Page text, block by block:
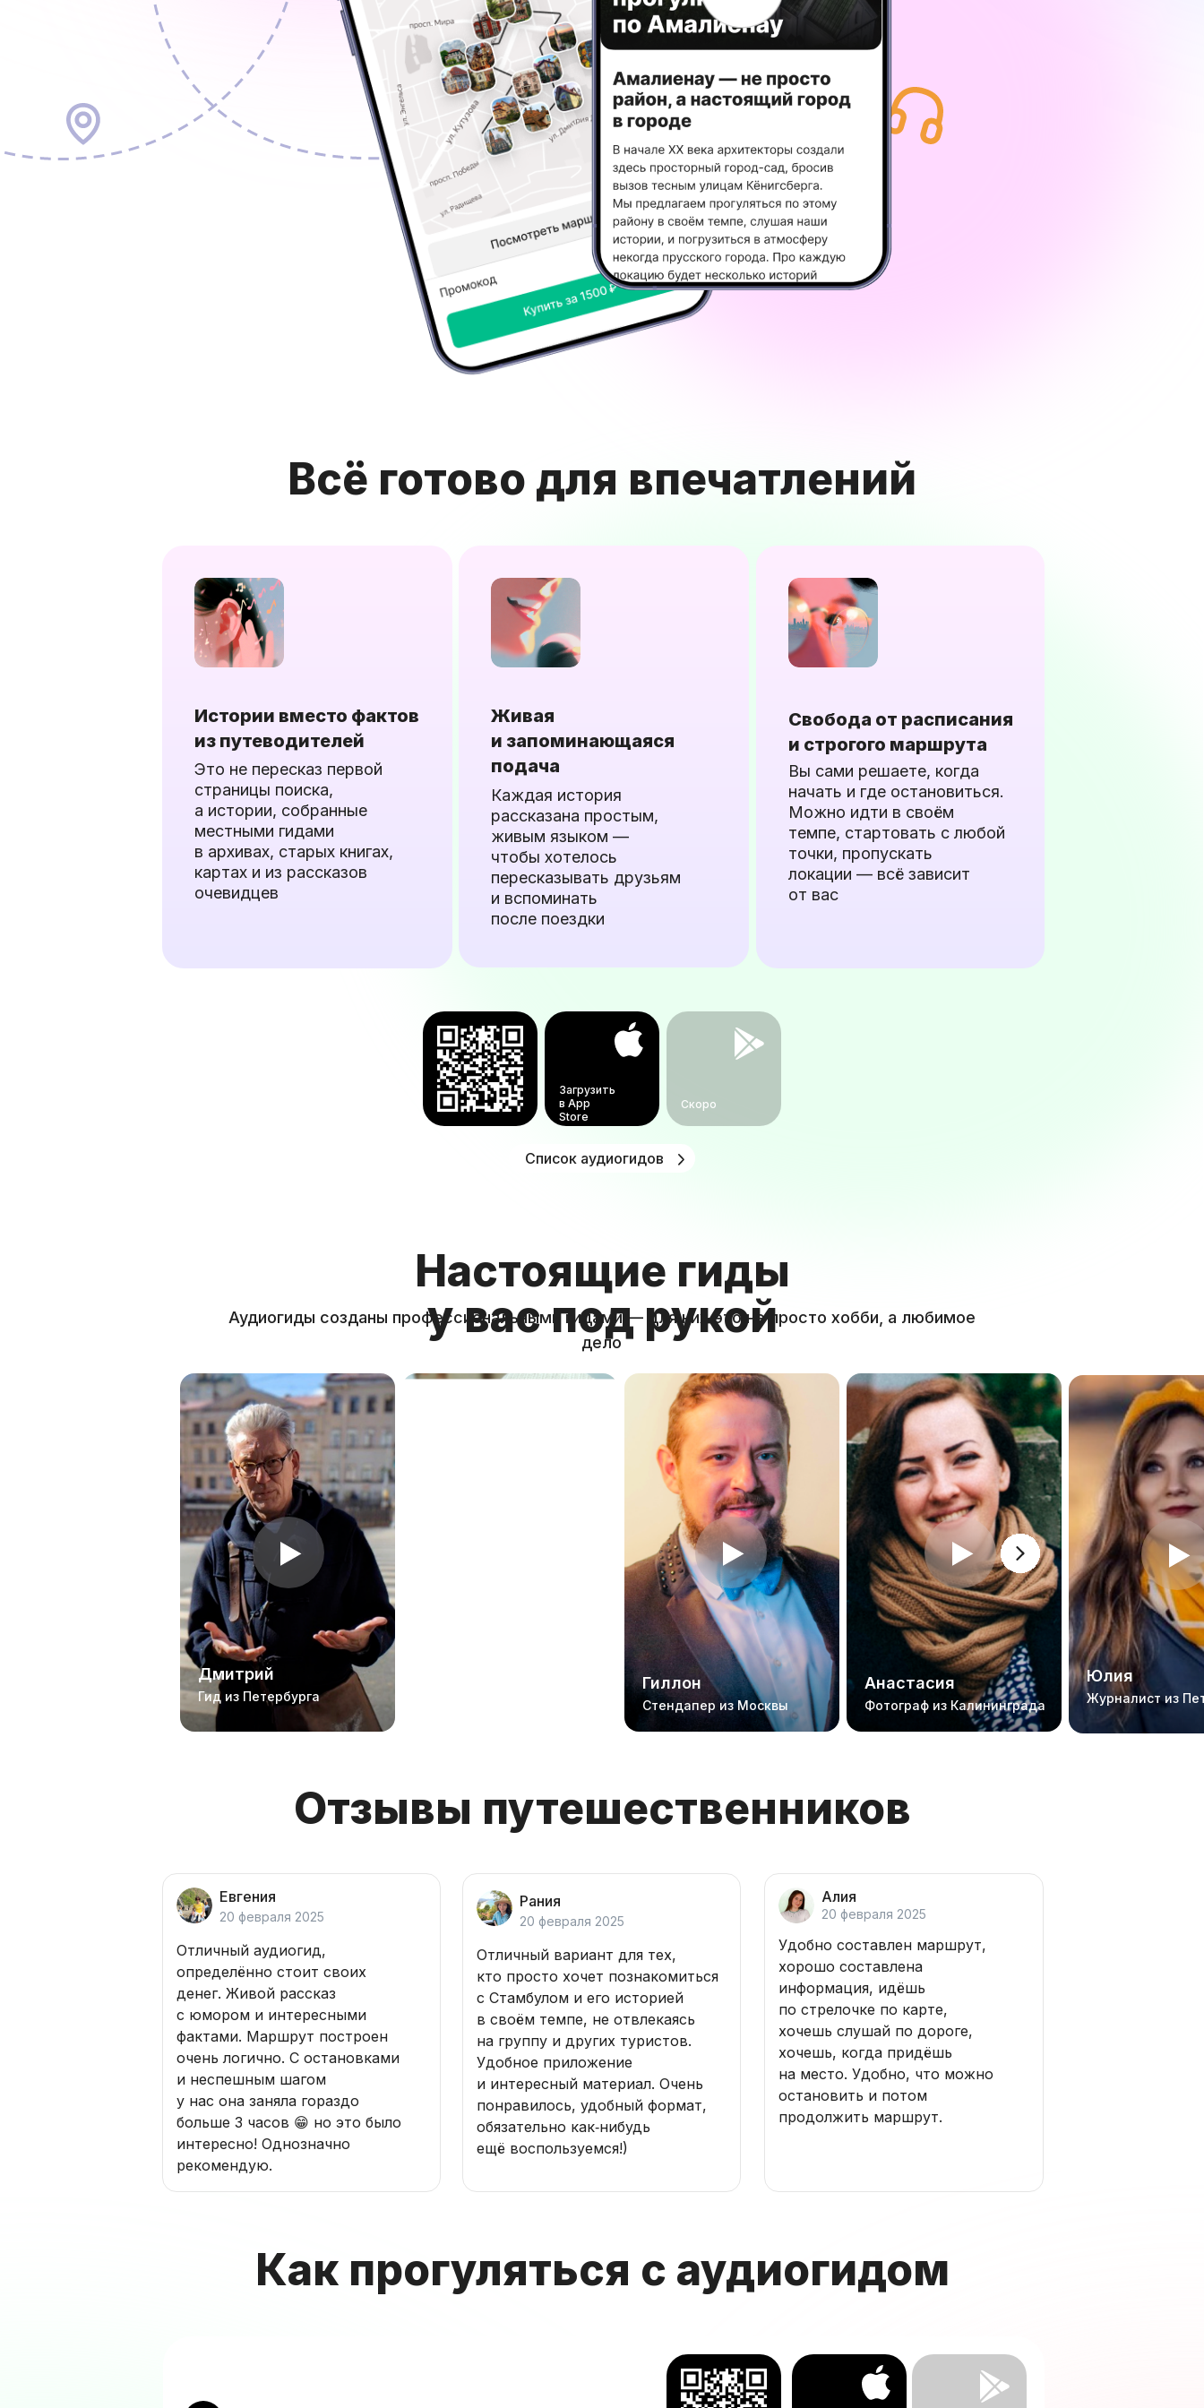
Всё готово для впечатлений
Истории вместо фактов
из путеводителей
Это не пересказ первой
страницы поиска,
а истории, собранные
местными гидами
в архивах, старых книгах,
картах и из рассказов
очевидцев
Живая
и запоминающаяся
подача
Каждая история
рассказана простым,
живым языком —
чтобы хотелось
пересказывать друзьям
и вспоминать
после поездки
Свобода от расписания
и строгого маршрута
Вы сами решаете, когда
начать и где остановиться.
Можно идти в своём
темпе, стартовать с любой
точки, пропускать
локации — всё зависит
от вас
Загрузить
в App
Store
Скоро
Список аудиогидов
Настоящие гиды
у вас под рукой
Аудиогиды созданы профессиональными гидами — для них это не просто хобби, а любимое
дело
Дмитрий
Гид из Петербурга
Гиллон
Стендапер из Москвы
Анастасия
Фотограф из Калининграда
Юлия
Журналист из
Отзывы путешественников
Евгения
20 февраля 2025
Отличный аудиогид,
определённо стоит своих
денег. Живой рассказ
с юмором и интересными
фактами. Маршрут построен
очень логично. С остановками
и неспешным шагом
у нас она заняла гораздо
больше 3 часов 😁 но это было
интересно! Однозначно
рекомендую.
Рания
20 февраля 2025
Отличный вариант для тех,
кто просто хочет познакомиться
с Стамбулом и его историей
в своём темпе, не отвлекаясь
на группу и других туристов.
Удобное приложение
и интересный материал. Очень
понравилось, удобный формат,
обязательно как‑нибудь
ещё воспользуемся!)
Алия
20 февраля 2025
Удобно составлен маршрут,
хорошо составлена
информация, идёшь
по стрелочке по карте,
хочешь слушай по дороге,
хочешь, когда придёшь
на место. Удобно, что можно
остановить и потом
продолжить маршрут.
Как прогуляться с аудиогидом